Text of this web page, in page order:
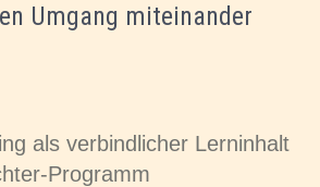
Umgang miteinander
als verbindlicher Lerninhalt
Programm